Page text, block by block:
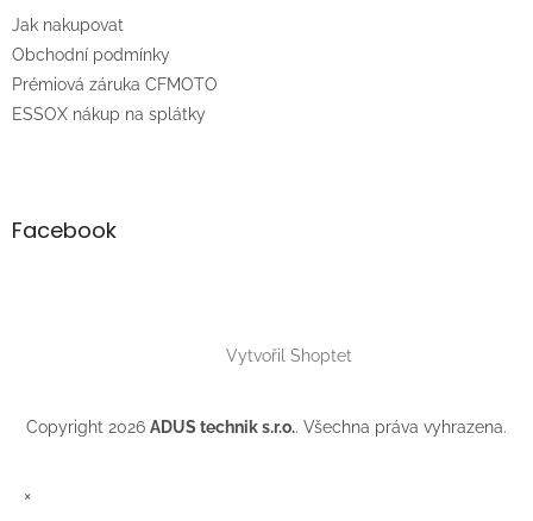
Jak nakupovat
Obchodní podmínky
Prémiová záruka CFMOTO
ESSOX nákup na splátky
Facebook
Vytvořil Shoptet
Copyright 2026 ADUS technik s.r.o.. Všechna práva vyhrazena.
×